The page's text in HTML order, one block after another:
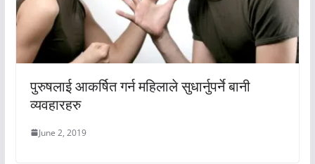
पुरुषलाई आकर्षित गर्न महिलाले सुधार्नुपर्ने बानी
व्यवहारहरु
June 2, 2019